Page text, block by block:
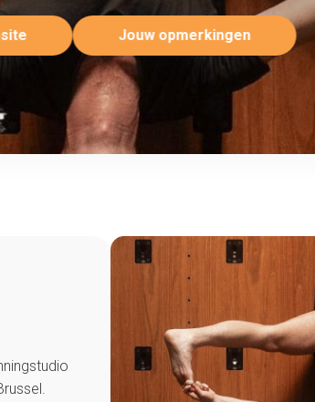
Jouw opmerkingen